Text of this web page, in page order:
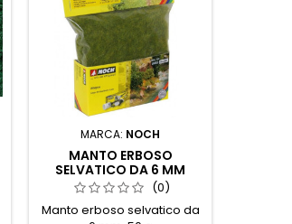
MARCA: NOCH
MANTO ERBOSO
SELVATICO DA 6 MM
(0)
Manto erboso selvatico da